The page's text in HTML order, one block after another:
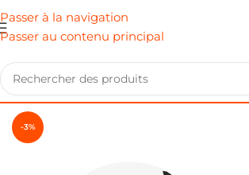
Passer à la navigation
Passer au contenu principal
-3%